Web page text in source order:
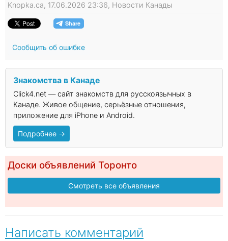
Knopka.ca, 17.06.2026 23:36, Новости Канады
Сообщить об ошибке
Знакомства в Канаде
Click4.net — сайт знакомств для русскоязычных в
Канаде. Живое общение, серьёзные отношения,
приложение для iPhone и Android.
Подробнее →
Доски объявлений Торонто
Смотреть все объявления
Написать комментарий